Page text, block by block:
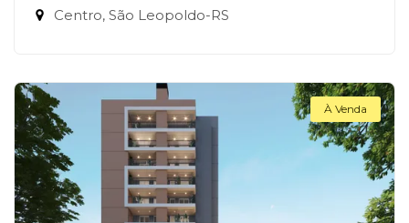
Centro, São Leopoldo-RS
À Venda